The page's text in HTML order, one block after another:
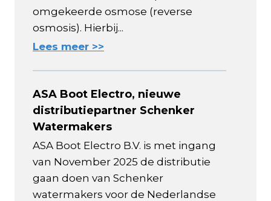
omgekeerde osmose (reverse
osmosis). Hierbij...
Lees meer >>
ASA Boot Electro, nieuwe
distributiepartner Schenker
Watermakers
ASA Boot Electro B.V. is met ingang
van November 2025 de distributie
gaan doen van Schenker
watermakers voor de Nederlandse